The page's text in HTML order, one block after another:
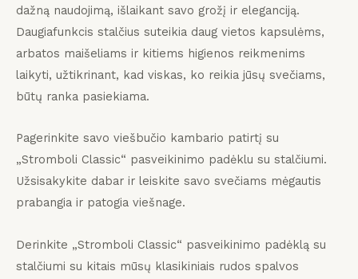
dažną naudojimą, išlaikant savo grožį ir eleganciją.
Daugiafunkcis stalčius suteikia daug vietos kapsulėms,
arbatos maišeliams ir kitiems higienos reikmenims
laikyti, užtikrinant, kad viskas, ko reikia jūsų svečiams,
būtų ranka pasiekiama.
Pagerinkite savo viešbučio kambario patirtį su
„Stromboli Classic“ pasveikinimo padėklu su stalčiumi.
Užsisakykite dabar ir leiskite savo svečiams mėgautis
prabangia ir patogia viešnage.
Derinkite „Stromboli Classic“ pasveikinimo padėklą su
stalčiumi su kitais mūsų klasikiniais rudos spalvos